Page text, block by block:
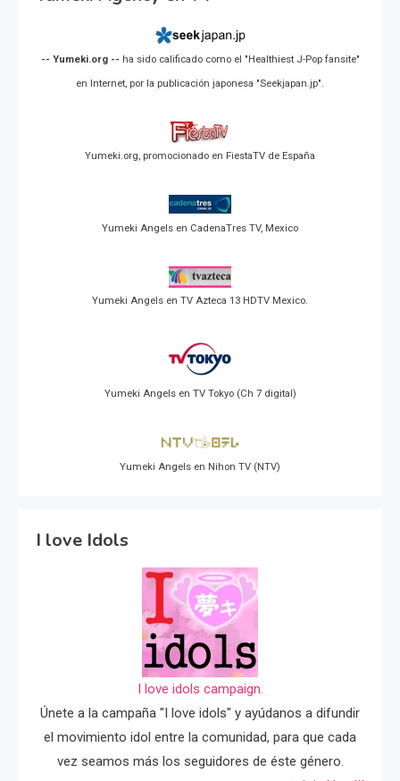
-- Yumeki.org -- ha sido calificado como el "Healthiest J-Pop fansite"
en Internet, por la publicación japonesa "Seekjapan.jp".
Yumeki.org, promocionado en FiestaTV de España
Yumeki Angels en CadenaTres TV, Mexico
Yumeki Angels en TV Azteca 13 HDTV Mexico.
Yumeki Angels en TV Tokyo (Ch 7 digital)
Yumeki Angels en Nihon TV (NTV)
I love Idols
I love idols campaign.
Únete a la campaña "I love idols" y ayúdanos a difundir
el movimiento idol entre la comunidad, para que cada
vez seamos más los seguidores de éste género.